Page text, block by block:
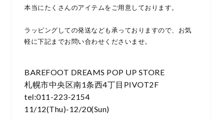
本当にたくさんのアイテムをご用意しております。
ラッピングしての発送なども承っておりますので、お気
軽に下記までお問い合わせくださいませ。
BAREFOOT DREAMS POP UP STORE
札幌市中央区南1条西4丁目PIVOT2F
tel:011-223-2154
11/12(Thu)-12/20(Sun)